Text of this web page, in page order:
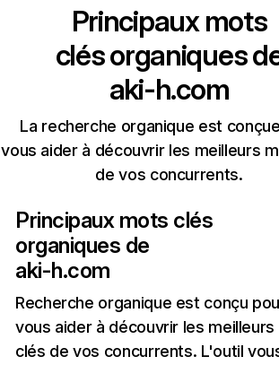
Principaux mots
clés organiques
aki-h.com
La recherche organique est
vous aider à découvrir les meilleurs
de vos concurrents.
Principaux mots clés
organiques de
aki-h.com
Recherche organique est conçu
vous aider à découvrir les
clés de vos concurrents. L'outil